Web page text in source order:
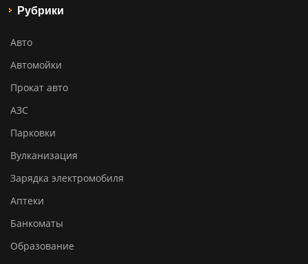
Рубрики
Авто
Автомойки
Прокат авто
АЗС
Парковки
Вулканизация
Зарядка электромобиля
Аптеки
Банкоматы
Образование